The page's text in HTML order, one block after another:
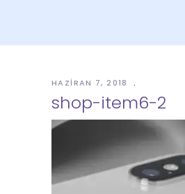
HAZIRAN 7, 2018
shop-item6-2